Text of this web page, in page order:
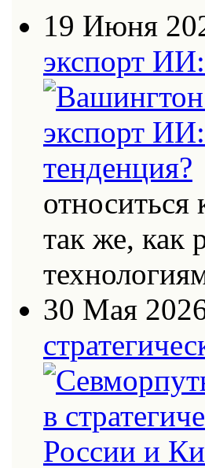
19 Июня
экспорт
относиться
так же, как
30 Мая